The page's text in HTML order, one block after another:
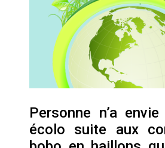
Commentaire sur
des perroquets
Les syndicats,
En Seine-et-
champs : « On
le gigantisme
Addendum sur les
laver, et
Personne n’a
écolo suite aux